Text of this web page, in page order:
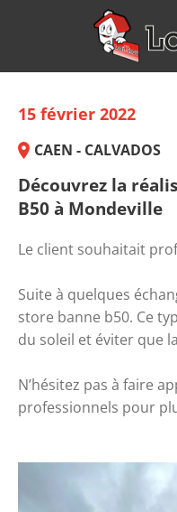
15 février 2022
CAEN - CALVADOS
Découvrez la
B50 à Mondeville
Le client souhaitait
Suite à quelques
store banne b50. Ce
du soleil et éviter que
N’hésitez pas à faire
professionnels pour